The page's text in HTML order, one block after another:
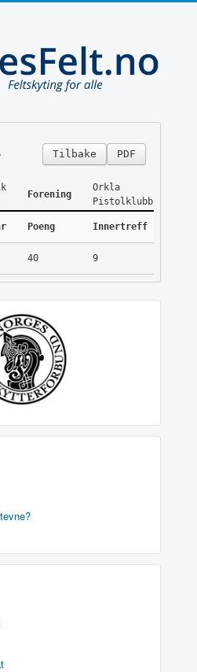
PDF
Tilbake
Forening
Orkla
Pistolklubb
Poeng Innertreff
40 9